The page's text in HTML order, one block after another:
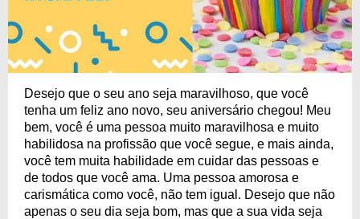
Desejo que o seu ano seja maravilhoso, que você
tenha um feliz ano novo, seu aniversário chegou! Meu
bem, você é uma pessoa muito maravilhosa e muito
habilidosa na profissão que você segue, e mais ainda,
você tem muita habilidade em cuidar das pessoas e
de todos que você ama. Uma pessoa amorosa e
carismática como você, não tem igual. Desejo que não
apenas o seu dia seja bom, mas que a sua vida seja